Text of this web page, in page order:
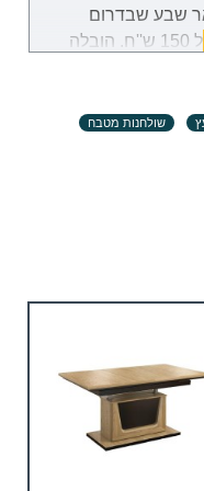
שבע שבדרום
וירושלים יגבו בתשלום נוסף בסך של 150 ש''ח. הובלה
לצורך להובלת
שירותי מנוף
הלקוח.
ימי עבודה
ימי שבתון, ערבי חג
אישור לעסקה
בעת הזמנת מחו"ל,
מועד האספקה
שולחנות מטבח